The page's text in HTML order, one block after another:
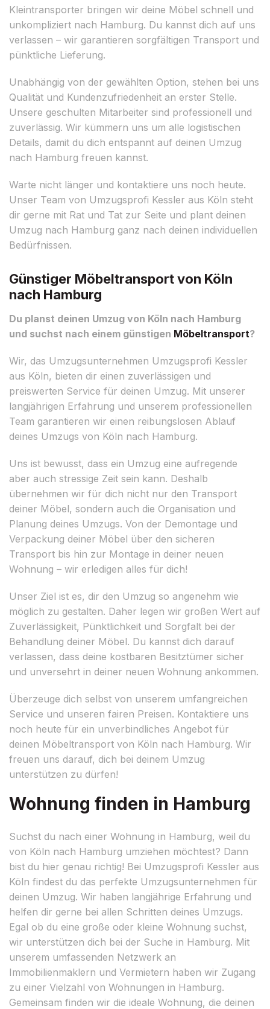
Kleintransporter bringen wir deine Möbel schnell und
unkompliziert nach Hamburg. Du kannst dich auf uns
verlassen – wir garantieren sorgfältigen Transport und
pünktliche Lieferung.
Unabhängig von der gewählten Option, stehen bei uns
Qualität und Kundenzufriedenheit an erster Stelle.
Unsere geschulten Mitarbeiter sind professionell und
zuverlässig. Wir kümmern uns um alle logistischen
Details, damit du dich entspannt auf deinen Umzug
nach Hamburg freuen kannst.
Warte nicht länger und kontaktiere uns noch heute.
Unser Team von Umzugsprofi Kessler aus Köln steht
dir gerne mit Rat und Tat zur Seite und plant deinen
Umzug nach Hamburg ganz nach deinen individuellen
Bedürfnissen.
Günstiger Möbeltransport von Köln
nach Hamburg
Du planst deinen Umzug von Köln nach Hamburg
und suchst nach einem günstigen Möbeltransport?
Wir, das Umzugsunternehmen Umzugsprofi Kessler
aus Köln, bieten dir einen zuverlässigen und
preiswerten Service für deinen Umzug. Mit unserer
langjährigen Erfahrung und unserem professionellen
Team garantieren wir einen reibungslosen Ablauf
deines Umzugs von Köln nach Hamburg.
Uns ist bewusst, dass ein Umzug eine aufregende
aber auch stressige Zeit sein kann. Deshalb
übernehmen wir für dich nicht nur den Transport
deiner Möbel, sondern auch die Organisation und
Planung deines Umzugs. Von der Demontage und
Verpackung deiner Möbel über den sicheren
Transport bis hin zur Montage in deiner neuen
Wohnung – wir erledigen alles für dich!
Unser Ziel ist es, dir den Umzug so angenehm wie
möglich zu gestalten. Daher legen wir großen Wert auf
Zuverlässigkeit, Pünktlichkeit und Sorgfalt bei der
Behandlung deiner Möbel. Du kannst dich darauf
verlassen, dass deine kostbaren Besitztümer sicher
und unversehrt in deiner neuen Wohnung ankommen.
Überzeuge dich selbst von unserem umfangreichen
Service und unseren fairen Preisen. Kontaktiere uns
noch heute für ein unverbindliches Angebot für
deinen Möbeltransport von Köln nach Hamburg. Wir
freuen uns darauf, dich bei deinem Umzug
unterstützen zu dürfen!
Wohnung finden in Hamburg
Suchst du nach einer Wohnung in Hamburg, weil du
von Köln nach Hamburg umziehen möchtest? Dann
bist du hier genau richtig! Bei Umzugsprofi Kessler aus
Köln findest du das perfekte Umzugsunternehmen für
deinen Umzug. Wir haben langjährige Erfahrung und
helfen dir gerne bei allen Schritten deines Umzugs.
Egal ob du eine große oder kleine Wohnung suchst,
wir unterstützen dich bei der Suche in Hamburg. Mit
unserem umfassenden Netzwerk an
Immobilienmaklern und Vermietern haben wir Zugang
zu einer Vielzahl von Wohnungen in Hamburg.
Gemeinsam finden wir die ideale Wohnung, die deinen